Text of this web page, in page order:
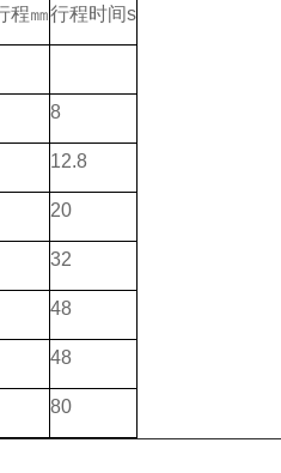
程㎜行程时间s
8
12.8
20
32
48
48
80